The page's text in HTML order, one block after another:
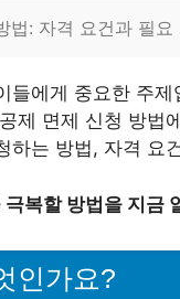
법: 자격 요건과 필요
들에게 중요한 주
제 면제 신청 방법
하는 방법, 자격 요
복할 방법을 지금
인가요?